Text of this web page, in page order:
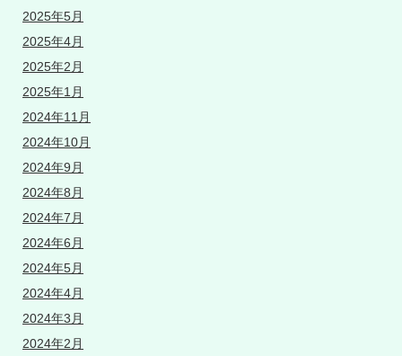
2025年5月
2025年4月
2025年2月
2025年1月
2024年11月
2024年10月
2024年9月
2024年8月
2024年7月
2024年6月
2024年5月
2024年4月
2024年3月
2024年2月